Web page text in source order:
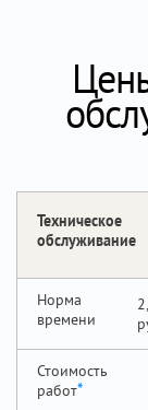
Техническое
обслуживание
Норма
времени
Стоимость
работ*